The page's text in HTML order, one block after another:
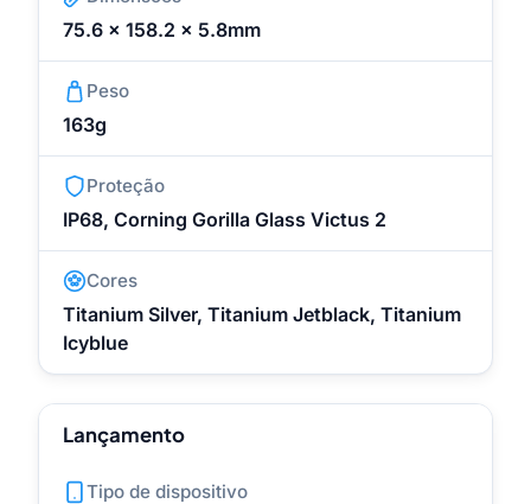
75.6 x 158.2 x 5.8mm
Peso
163g
Proteção
IP68, Corning Gorilla Glass Victus 2
Cores
Titanium Silver, Titanium Jetblack, Titanium
Icyblue
Lançamento
Tipo de dispositivo